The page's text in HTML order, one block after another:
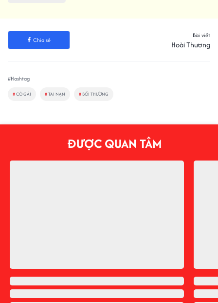
Chia sẻ
Bài viết
Hoài Thương
#Hashtag
#CÔ GÁI #TAI NẠN # BỒI THƯỜNG
ĐƯỢC QUAN TÂM